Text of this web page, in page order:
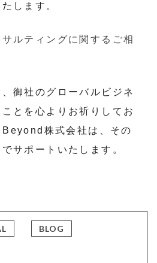
します。
ルティングに関するご相
御社のグローバルビジネ
とを心よりお祈りしてお
株式会社は、その
サポートいたします。
BLOG